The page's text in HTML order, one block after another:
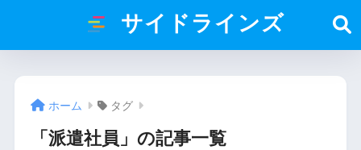
サイドラインズ
ホーム タグ
「派遣社員」の記事一覧